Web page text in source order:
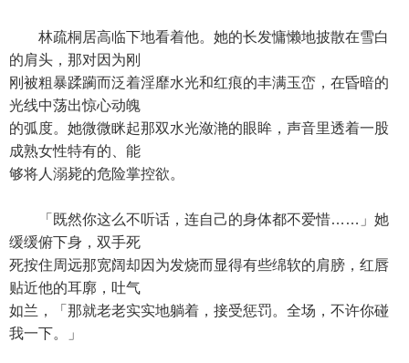
林疏桐居高临下地看着他。她的长发慵懒地披散在雪白
的肩头，那对因为刚
刚被粗暴蹂躏而泛着淫靡水光和红痕的丰满玉峦，在昏暗的
光线中荡出惊心动魄
的弧度。她微微眯起那双水光潋滟的眼眸，声音里透着一股
成熟女性特有的、能
够将人溺毙的危险掌控欲。
「既然你这么不听话，连自己的身体都不爱惜……」她
缓缓俯下身，双手死
死按住周远那宽阔却因为发烧而显得有些绵软的肩膀，红唇
贴近他的耳廓，吐气
如兰，「那就老老实实地躺着，接受惩罚。全场，不许你碰
我一下。」